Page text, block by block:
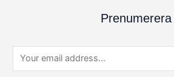
Prenumerera
m